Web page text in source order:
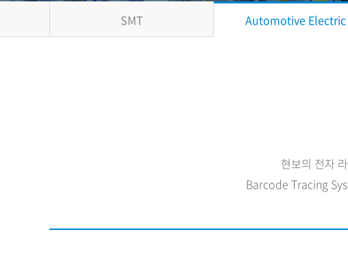
SMT Automotive Electric
현보의 전자
Barcode Tracing